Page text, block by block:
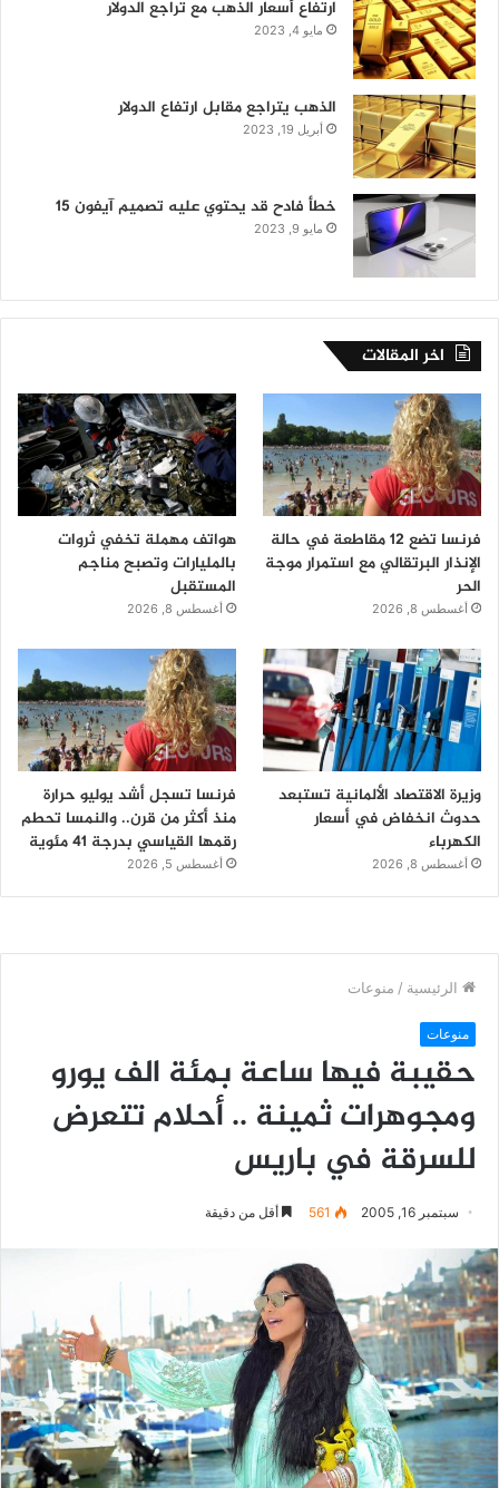
ارتفاع أسعار الذهب مع تراجع الدولار
مايو 4, 2023
الذهب يتراجع مقابل ارتفاع الدولار
أبريل 19, 2023
خطأ فادح قد يحتوي عليه تصميم آيفون 15
مايو 9, 2023
اخر المقالات
فرنسا تضع 12 مقاطعة في حالة
الإنذار البرتقالي مع استمرار موجة
الحر
أغسطس 8, 2026
هواتف مهملة تخفي ثروات
بالمليارات وتصبح مناجم
المستقبل
أغسطس 8, 2026
وزيرة الاقتصاد الألمانية تستبعد
حدوث انخفاض في أسعار
الكهرباء
أغسطس 8, 2026
فرنسا تسجل أشد يوليو حرارة
منذ أكثر من قرن.. والنمسا تحطم
رقمها القياسي بدرجة 41 مئوية
أغسطس 5, 2026